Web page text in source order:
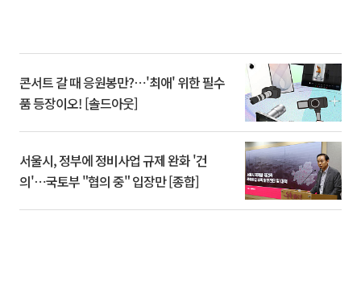
콘서트 갈 때 응원봉만?⋯'최애' 위한 필수
품 등장이오! [솔드아웃]
서울시, 정부에 정비사업 규제 완화 '건
의'⋯국토부 "협의 중" 입장만 [종합]